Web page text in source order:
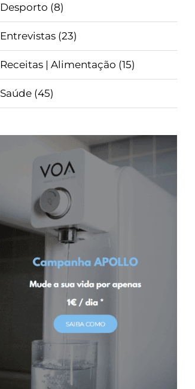
Desporto (8)
Entrevistas (23)
Receitas | Alimentação (15)
Saúde (45)